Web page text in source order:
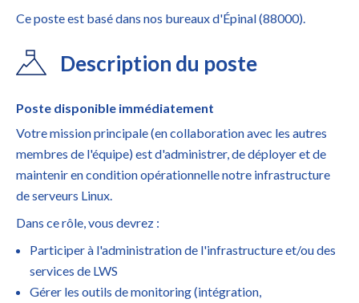
Ce poste est basé dans nos bureaux d'Épinal (88000).
Description du poste
Poste disponible immédiatement
Votre mission principale (en collaboration avec les autres
membres de l'équipe) est d'administrer, de déployer et de
maintenir en condition opérationnelle notre infrastructure
de serveurs Linux.
Dans ce rôle, vous devrez :
Participer à l'administration de l'infrastructure et/ou des
services de LWS
Gérer les outils de monitoring (intégration,